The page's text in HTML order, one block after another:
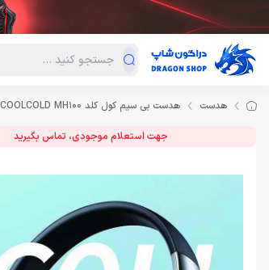
دسته‌بندی محصولات فروش ویژه
هدست هدست بی سیم کول کلد COOLCOLD MH100
جهت استعلام موجودی، تماس بگیرید